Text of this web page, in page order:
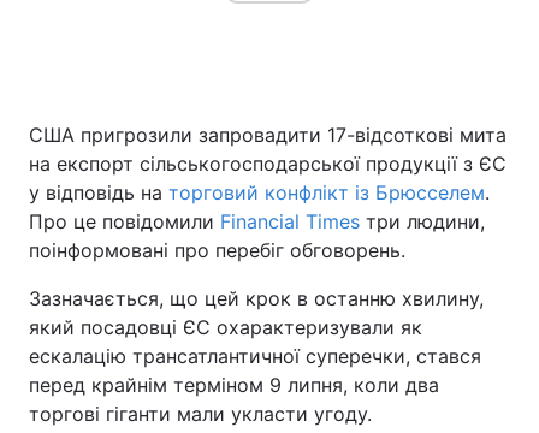
Економіка Світ
Спорт Наука
Техно і зв'язок Лайт
Зброя Інциденти
Здоров'я Туризм
Цікавинки Погода
США пригрозили запровадити 17-відсоткові мита
на експорт сільськогосподарської продукції з ЄС
у відповідь на торговий конфлікт із Брюсселем.
Про це повідомили Financial Times три людини,
поінформовані про перебіг обговорень.
Зазначається, що цей крок в останню хвилину,
який посадовці ЄС охарактеризували як
ескалацію трансатлантичної суперечки, стався
перед крайнім терміном 9 липня, коли два
торгові гіганти мали укласти угоду.